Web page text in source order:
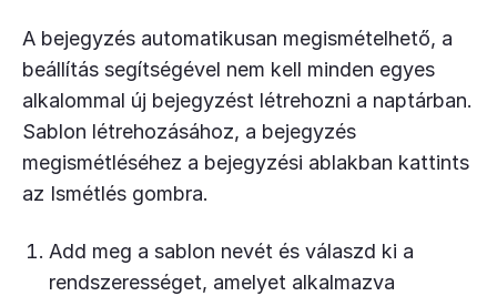
A bejegyzés automatikusan megismételhető, a
beállítás segítségével nem kell minden egyes
alkalommal új bejegyzést létrehozni a naptárban.
Sablon létrehozásához, a bejegyzés
megismétléséhez a bejegyzési ablakban kattints
az Ismétlés gombra.
Add meg a sablon nevét és válaszd ki a
rendszerességet, amelyet alkalmazva